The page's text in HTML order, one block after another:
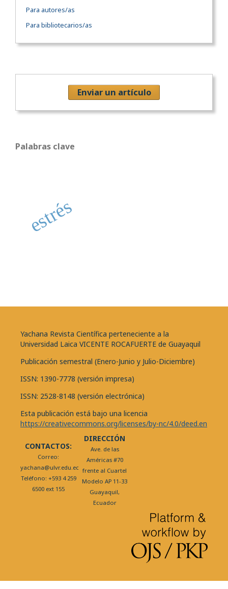
Para autores/as
Para bibliotecarios/as
Enviar un artículo
Palabras clave
estrés
Yachana Revista Científica perteneciente a la
Universidad Laica VICENTE ROCAFUERTE de Guayaquil
Publicación semestral (Enero-Junio y Julio-Diciembre)
ISSN: 1390-7778 (versión impresa)
ISSN: 2528-8148 (versión electrónica)
Esta publicación está bajo una licencia
https://creativecommons.org/licenses/by-nc/4.0/deed.en
CONTACTOS:
Correo:
yachana@ulvr.edu.ec
Teléfono: +593 4 259
6500 ext 155
DIRECCIÓN
Ave. de las
Américas #70
frente al Cuartel
Modelo AP 11-33
Guayaquil,
Ecuador